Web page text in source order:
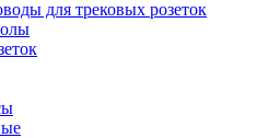
для трековых розеток